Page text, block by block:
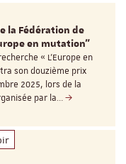
la Fédération de
en mutation"
« L’Europe en
son douzième prix
2025, lors de la
par la…